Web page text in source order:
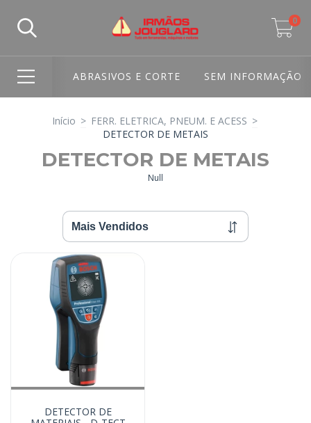
0
ABRASIVOS E CORTE SEM INFORMAÇÃO
Início > FERR. ELETRICA, PNEUM. E ACESS >
DETECTOR DE METAIS
DETECTOR DE METAIS
Null
DETECTOR DE